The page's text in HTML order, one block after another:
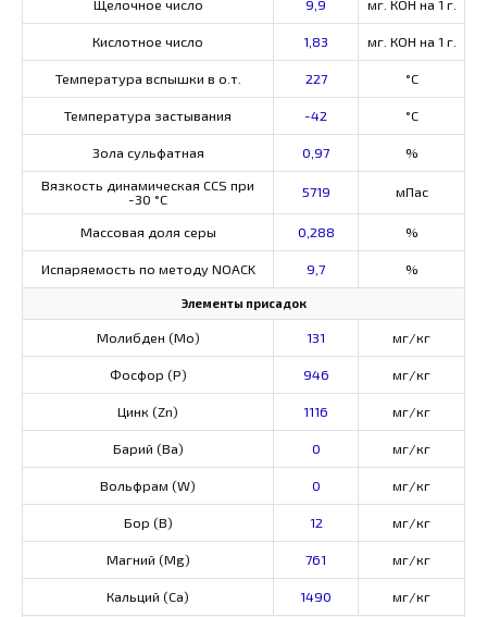
Щелочное число 9,9 мг. КОН на 1 г.
Кислотное число 1,83 мг. КОН на 1 г.
Температура вспышки в о.т. 227 °C
Температура застывания -42 °C
Зола сульфатная 0,97
%
Вязкость динамическая CCS при
-30 °С
5719 мПас
Массовая доля серы 0,288 %
Испаряемость по методу NOACK 9,7 %
Элементы присадок
Молибден (Мо) 131 мг/кг
Фосфор (Р) 946 мг/кг
Цинк (Zn) 1116 мг/кг
Барий (Ва) 0 мг/кг
Вольфрам (W) 0 мг/кг
Бор (В) 12 мг/кг
Магний (Mg) 761 мг/кг
Кальций (Са) 1490 мг/кг